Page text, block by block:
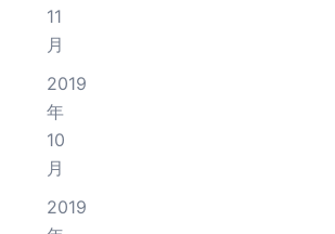
11
月
2019
年
10
月
2019